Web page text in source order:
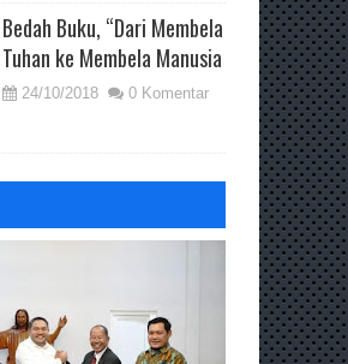
Bedah Buku, “Dari Membela
Tuhan ke Membela Manusia
24/10/2018 0 Komentar